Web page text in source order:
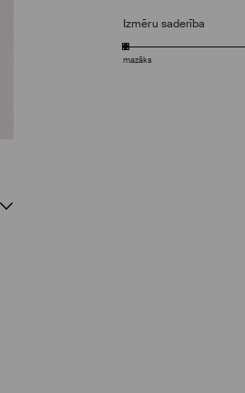
Izmēru saderība
mazāks